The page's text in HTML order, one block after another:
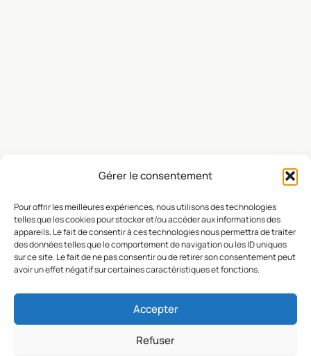
Gérer le consentement
Pour offrir les meilleures expériences, nous utilisons des technologies
telles que les cookies pour stocker et/ou accéder aux informations des
appareils. Le fait de consentir à ces technologies nous permettra de traiter
des données telles que le comportement de navigation ou les ID uniques
sur ce site. Le fait de ne pas consentir ou de retirer son consentement peut
avoir un effet négatif sur certaines caractéristiques et fonctions.
Accepter
Refuserinstagram